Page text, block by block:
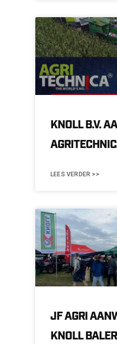
KNOLL B.V.
LEES VERDER >>
JF AGRI
KNOLL